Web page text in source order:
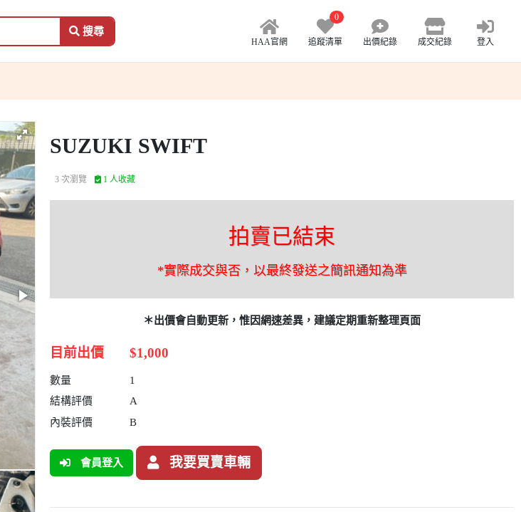
搜尋
HAA官網
0
追蹤清單 出價紀錄 成交紀錄 登入
SUZUKI SWIFT
3 次瀏覽 1 人收藏
拍賣已結束
*實際成交與否，以最終發送之簡訊通知為準
＊出價會自動更新，惟因網速差異，建議定期重新整理頁面
目前出價 $1,000
數量
1
結構評價
A
內裝評價
B
會員登入 我要買賣車輛